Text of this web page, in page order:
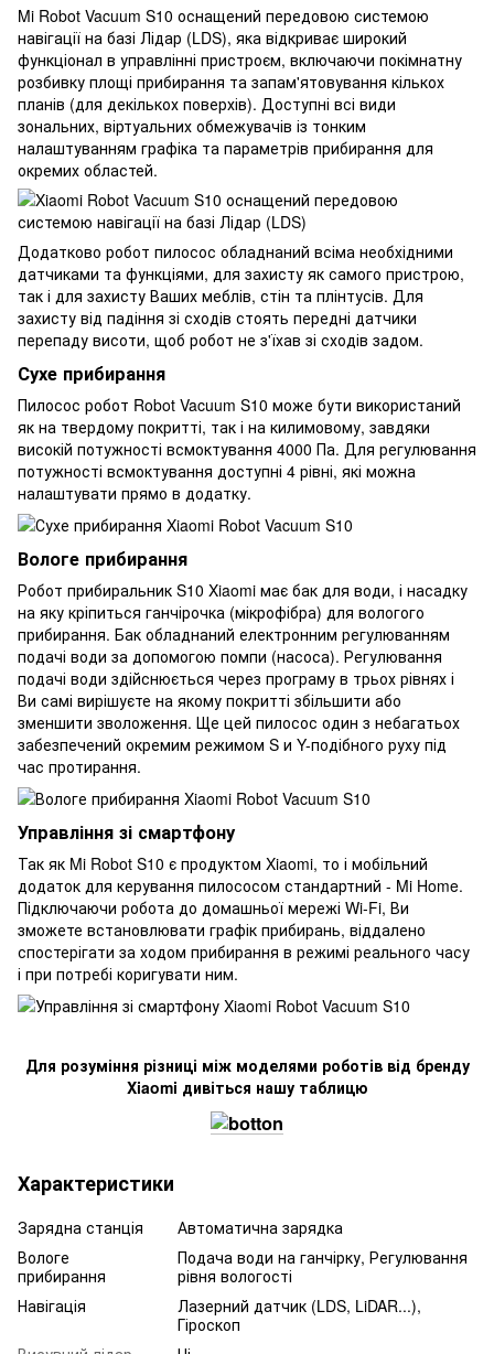
Mi Robot Vacuum S10 оснащений передовою системою
навігації на базі Лідар (LDS), яка відкриває широкий
функціонал в управлінні пристроєм, включаючи покімнатну
розбивку площі прибирання та запам'ятовування кількох
планів (для декількох поверхів). Доступні всі види
зональних, віртуальних обмежувачів із тонким
налаштуванням графіка та параметрів прибирання для
окремих областей.
Додатково робот пилосос обладнаний всіма необхідними
датчиками та функціями, для захисту як самого пристрою,
так і для захисту Ваших меблів, стін та плінтусів. Для
захисту від падіння зі сходів стоять передні датчики
перепаду висоти, щоб робот не з'їхав зі сходів задом.
Сухе прибирання
Пилосос робот Robot Vacuum S10 може бути використаний
як на твердому покритті, так і на килимовому, завдяки
високій потужності всмоктування 4000 Па. Для регулювання
потужності всмоктування доступні 4 рівні, які можна
налаштувати прямо в додатку.
Вологе прибирання
Робот прибиральник S10 Xiaomi має бак для води, і насадку
на яку кріпиться ганчірочка (мікрофібра) для вологого
прибирання. Бак обладнаний електронним регулюванням
подачі води за допомогою помпи (насоса). Регулювання
подачі води здійснюється через програму в трьох рівнях і
Ви самі вирішуєте на якому покритті збільшити або
зменшити зволоження. Ще цей пилосос один з небагатьох
забезпечений окремим режимом S и Y-подібного руху під
час протирання.
Управління зі смартфону
Так як Mi Robot S10 є продуктом Xiaomi, то і мобільний
додаток для керування пилососом стандартний - Mi Home.
Підключаючи робота до домашньої мережі Wi-Fi, Ви
зможете встановлювати графік прибирань, віддалено
спостерігати за ходом прибирання в режимі реального часу
і при потребі коригувати ним.
Для розуміння різниці між моделями роботів від бренду
Xiaomi дивіться нашу таблицю
Характеристики
Зарядна станція
Автоматична зарядка
Вологе
прибирання
Подача води на ганчірку, Регулювання
рівня вологості
Навігація
Лазерний датчик (LDS, LiDAR...),
Гіроскоп